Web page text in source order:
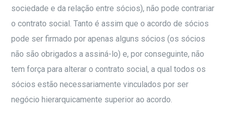
sociedade e da relação entre sócios), não pode contrariar
o contrato social. Tanto é assim que o acordo de sócios
pode ser firmado por apenas alguns sócios (os sócios
não são obrigados a assiná-lo) e, por conseguinte, não
tem força para alterar o contrato social, a qual todos os
sócios estão necessariamente vinculados por ser
negócio hierarquicamente superior ao acordo.